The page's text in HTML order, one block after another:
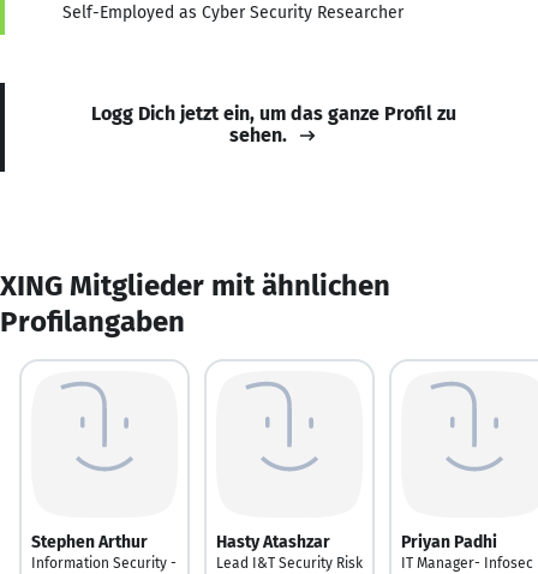
Self-Employed as Cyber Security Researcher
Logg Dich jetzt ein, um das ganze Profil zu
sehen.
XING Mitglieder mit ähnlichen
Profilangaben
Stephen Arthur
Information Security -
Hasty Atashzar
Lead I&T Security Risk
Priyan Padhi
IT Manager- Infosec